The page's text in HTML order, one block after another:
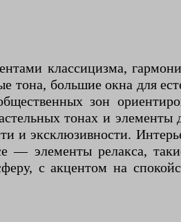
классицизма,
тона, большие окна для
зон
тонах и
и эксклюзивности.
— элементы релакса,
с акцентом на